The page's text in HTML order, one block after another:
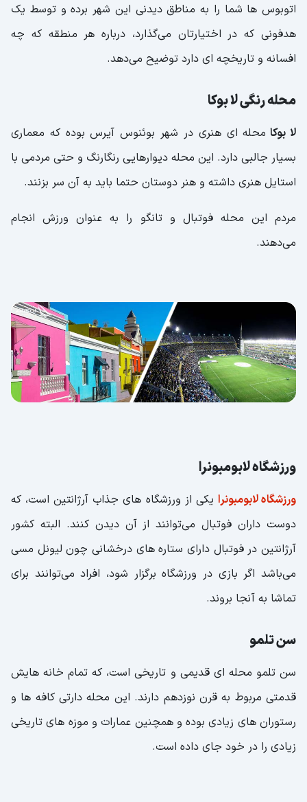
اتوبوس ها شما را به مناطق دیدنی این شهر برده و توسط یک
هدفونی که در اختیارتان می‌گذارد، درباره هر منطقه که چه
افسانه و تاریخچه ای دارد توضیح می‌دهد.
محله رنگی لا بوکا
لا بوکا محله ای هنری در شهر بوئنوس آیرس بوده که معماری
بسیار جالبی دارد. این محله دیوارهایی رنگارنگ و حتی مردمی با
استایل هنری داشته و هنر دوستان حتما باید به آن سر بزنند.
مردم این محله فوتبال و تانگو را به عنوان ورزش انجام
می‌دهند.
ورزشگاه لابومبونرا
ورزشگاه لابومبونرا یکی از ورزشگاه های جذاب آرژانتین است، که
دوست داران فوتبال می‌توانند از آن دیدن کنند. البته کشور
آرژانتین در فوتبال دارای ستاره های درخشانی چون لیونل مسی
می‌باشد اگر بازی در ورزشگاه برگزار شود، افراد می‌توانند برای
تماشا به آنجا بروند.
سن تلمو
سن تلمو محله ای قدیمی و تاریخی است، که تمام خانه هایش
قدمتی مربوط به قرن نوزدهم دارند‌. این محله دارتی کافه ها و
رستوران های زیادی بوده و همچنین عمارات و موزه های تاریخی
زیادی را در خود جای داده است.